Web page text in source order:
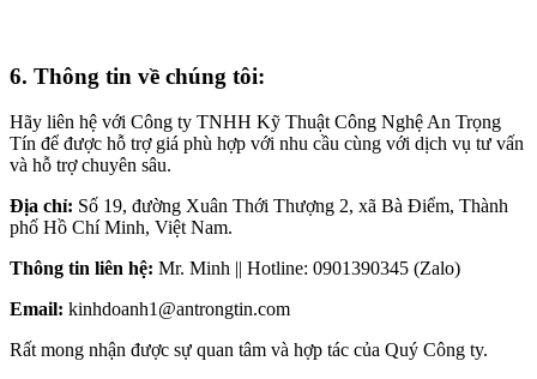
6. Thông tin về chúng tôi:
Hãy liên hệ với Công ty TNHH Kỹ Thuật Công Nghệ An Trọng
Tín để được hỗ trợ giá phù hợp với nhu cầu cùng với dịch vụ tư vấn
và hỗ trợ chuyên sâu.
Địa chỉ: Số 19, đường Xuân Thới Thượng 2, xã Bà Điểm, Thành
phố Hồ Chí Minh, Việt Nam.
Thông tin liên hệ: Mr. Minh || Hotline: 0901390345 (Zalo)
Email: kinhdoanh1@antrongtin.com
Rất mong nhận được sự quan tâm và hợp tác của Quý Công ty.